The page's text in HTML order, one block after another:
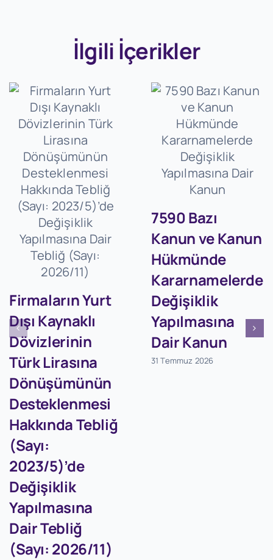
İlgili İçerikler
Firmaların Yurt
Dışı Kaynaklı
Dövizlerinin
Türk Lirasına
Dönüşümünün
Desteklenmesi
Hakkında Tebliğ
(Sayı:
2023/5)’de
Değişiklik
Yapılmasına
Dair Tebliğ
(Sayı: 2026/11)
7590 Bazı
Kanun ve Kanun
Hükmünde
Kararnamelerde
Değişiklik
Yapılmasına
Dair Kanun
31 Temmuz 2026